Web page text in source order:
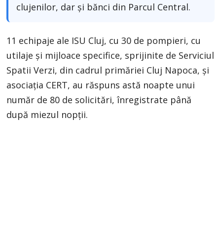
clujenilor, dar și bănci din Parcul Central.
11 echipaje ale ISU Cluj, cu 30 de pompieri, cu
utilaje și mijloace specifice, sprijinite de Serviciul
Spatii Verzi, din cadrul primăriei Cluj Napoca, și
asociația CERT, au răspuns astă noapte unui
număr de 80 de solicitări, înregistrate până
după miezul nopţii.